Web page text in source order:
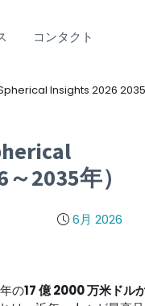
コンタクト
Insights 2026 2035
2035年）
6月 2026
の17 億 2000 万米ドル